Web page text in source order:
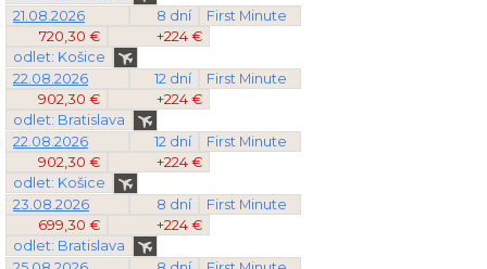
21.08.2026
8 dní
First Minute
720,30 €
+224 €
odlet: Košice
22.08.2026
12 dní
First Minute
902,30 €
+224 €
odlet: Bratislava
22.08.2026
12 dní
First Minute
902,30 €
+224 €
odlet: Košice
23.08.2026
8 dní
First Minute
699,30 €
+224 €
odlet: Bratislava